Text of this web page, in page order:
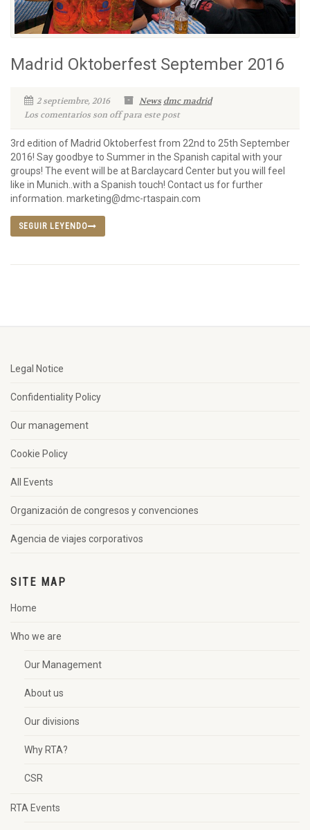
Madrid Oktoberfest September 2016
2 septiembre, 2016 News dmc madrid
Los comentarios son off para este post
3rd edition of Madrid Oktoberfest from 22nd to 25th September
2016! Say goodbye to Summer in the Spanish capital with your
groups! The event will be at Barclaycard Center but you will feel
like in Munich..with a Spanish touch! Contact us for further
information. marketing@dmc-rtaspain.com
SEGUIR LEYENDO
Legal Notice
Confidentiality Policy
Our management
Cookie Policy
All Events
Organización de congresos y convenciones
Agencia de viajes corporativos
SITE MAP
Home
Who we are
Our Management
About us
Our divisions
Why RTA?
CSR
RTA Events